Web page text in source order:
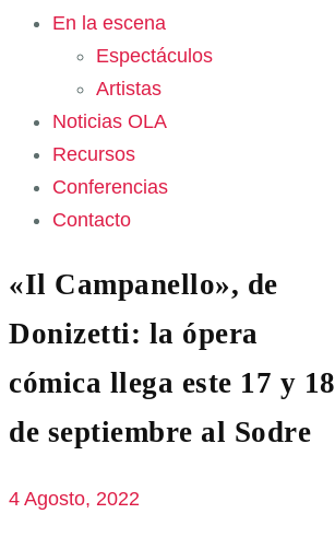
En la escena
Espectáculos
Artistas
Noticias OLA
Recursos
Conferencias
Contacto
«Il Campanello», de
Donizetti: la ópera
cómica llega este 17 y 18
de septiembre al Sodre
4 Agosto, 2022